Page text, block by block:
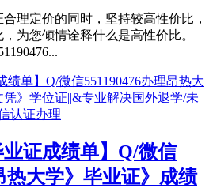
理定价的同时，坚持较高性价比，
为您倾情诠释什么是高性价比。
证成绩单】Q/微信
热大学》毕业证》成绩